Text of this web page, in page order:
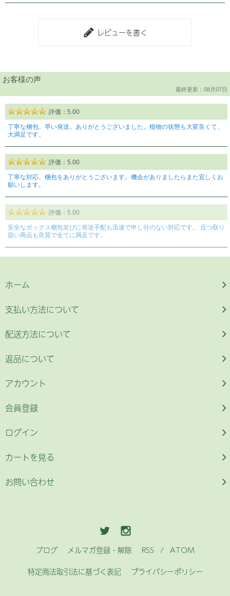
レビューを書く
ホーム
支払い方法について
配送方法について
返品について
アカウント
会員登録
ログイン
カートを見る
お問い合わせ
ブログ メルマガ登録・解除 RSS / ATOM
特定商法取引法に基づく表記
プライバシーポリシー